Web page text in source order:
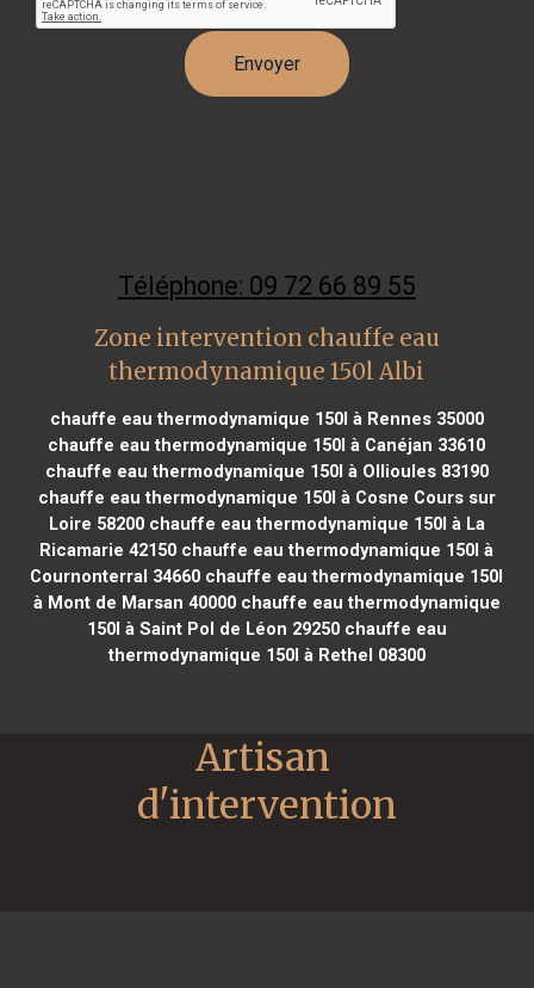
Téléphone: 09 72 66 89 55
Zone intervention chauffe eau
thermodynamique 150l Albi
chauffe eau thermodynamique 150l à Rennes 35000
chauffe eau thermodynamique 150l à Canéjan 33610
chauffe eau thermodynamique 150l à Ollioules 83190
chauffe eau thermodynamique 150l à Cosne Cours sur
Loire 58200chauffe eau thermodynamique 150l à La
Ricamarie 42150 chauffe eau thermodynamique 150l à
Cournonterral 34660 chauffe eau thermodynamique 150l
à Mont de Marsan 40000chauffe eau thermodynamique
150l à Saint Pol de Léon 29250chauffe eau
thermodynamique 150l à Rethel 08300
Artisan
d'intervention